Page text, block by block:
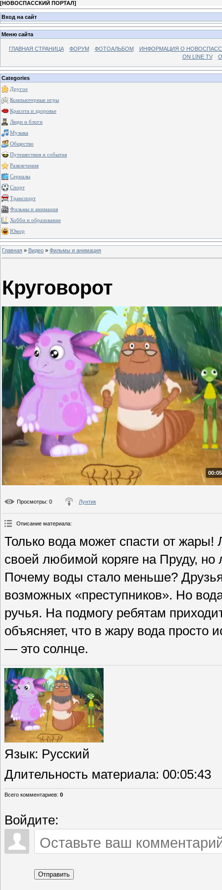
[НОВОСПАССКИЙ ПОРТАЛ]
Вход на сайт
Меню сайта
ГЛАВНАЯ СТРАНИЦА ФОРУМ ФОТОАЛЬБОМ
ИНФОРМАЦИЯ О
ON LINE TV
Categories
Другое
Компьютерные игры
Красота и здоровье
Люди и блоги
Музыка
Общество
Путешествия и события
Развлечения
Сериалы
Спорт
Транспорт
Фильмы и анимация
Хобби и образование
Юмор
Главная » Видео » Фильмы и анимация
Круговорот
Просмотры: 0 Лунтик
Описание материала:
Только вода может спасти от жары!
своей любимой коряге на Пруду, но
Почему воды стало меньше?
возможных «преступников». Но
ручья. На подмогу ребятам
объясняет, что в жару вода просто
— это солнце.
Язык: Русский
Длительность материала: 00:05:43
Всего комментариев: 0
Войдите:
Отправить